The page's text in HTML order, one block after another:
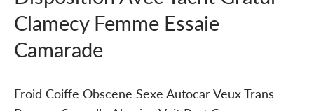
Clamecy Femme Essaie
Camarade
Froid Coiffe Obscene Sexe Autocar Veux Trans